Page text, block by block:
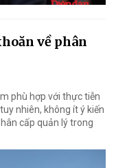
về phân
phù hợp với thực tiễn
nhiên, không ít ý kiến
cấp quản lý trong